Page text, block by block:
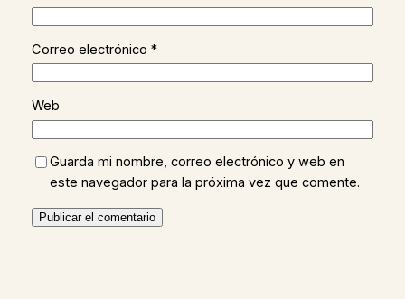
Correo electrónico *
Web
Guarda mi nombre, correo electrónico y web en
este navegador para la próxima vez que comente.